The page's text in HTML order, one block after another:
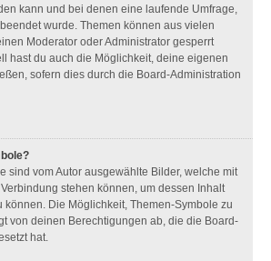
kann und bei denen eine laufende Umfrage,
wurde. Themen können aus vielen
Moderator oder Administrator gesperrt
hast du auch die Möglichkeit, deine eigenen
sofern dies durch die Board-Administration
sind vom Autor ausgewählte Bilder, welche mit
stehen können, um dessen Inhalt
können. Die Möglichkeit, Themen-Symbole zu
von deinen Berechtigungen ab, die die Board-
hat.